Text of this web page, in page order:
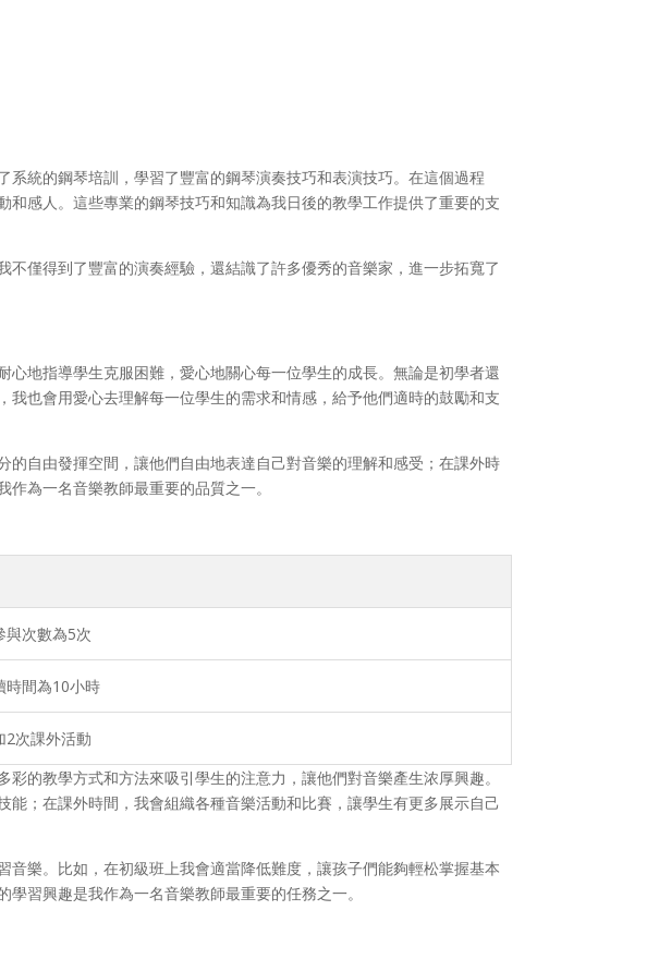
統的鋼琴培訓，學習了豐富的鋼琴演奏技巧和表演技巧。在這個過程
感人。這些專業的鋼琴技巧和知識為我日後的教學工作提供了重要的支
僅得到了豐富的演奏經驗，還結識了許多優秀的音樂家，進一步拓寬了
地指導學生克服困難，愛心地關心每一位學生的成長。無論是初學者還
也會用愛心去理解每一位學生的需求和情感，給予他們適時的鼓勵和支
自由發揮空間，讓他們自由地表達自己對音樂的理解和感受；在課外時
為一名音樂教師最重要的品質之一。
與次數為5次
時間為10小時
2次課外活動
的教學方式和方法來吸引學生的注意力，讓他們對音樂產生浓厚興趣。
；在課外時間，我會組織各種音樂活動和比賽，讓學生有更多展示自己
樂。比如，在初級班上我會適當降低難度，讓孩子們能夠輕松掌握基本
習興趣是我作為一名音樂教師最重要的任務之一。